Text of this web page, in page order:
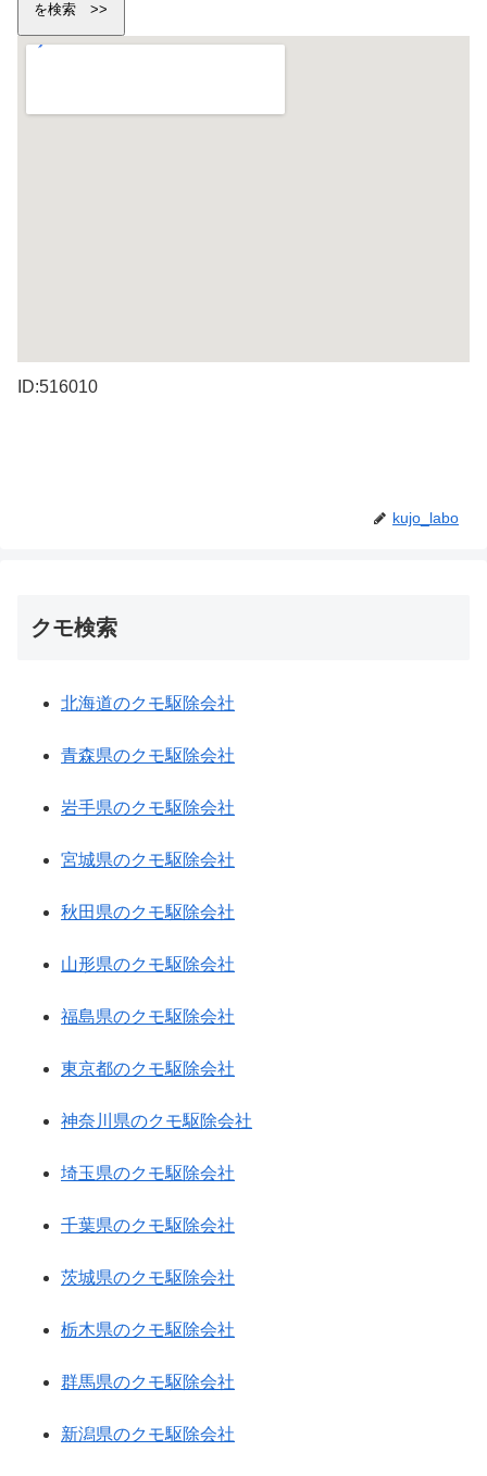
ID:516010
kujo_labo
クモ検索
北海道のクモ駆除会社
青森県のクモ駆除会社
岩手県のクモ駆除会社
宮城県のクモ駆除会社
秋田県のクモ駆除会社
山形県のクモ駆除会社
福島県のクモ駆除会社
東京都のクモ駆除会社
神奈川県のクモ駆除会社
埼玉県のクモ駆除会社
千葉県のクモ駆除会社
茨城県のクモ駆除会社
栃木県のクモ駆除会社
群馬県のクモ駆除会社
新潟県のクモ駆除会社